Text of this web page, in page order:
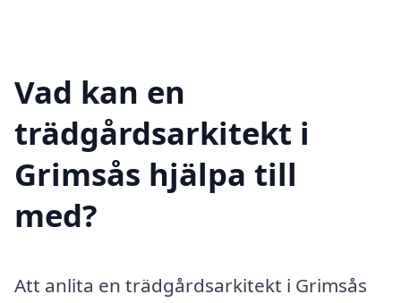
Vad kan en
trädgårdsarkitekt i
Grimsås hjälpa till
med?
Att anlita en trädgårdsarkitekt i Grimsås